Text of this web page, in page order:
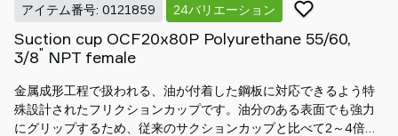
アイテム番号: 0121859 24バリエーション
Suction cup OCF20x80P Polyurethane 55/60,
3/8" NPT female
金属成形工程で扱われる、油が付着した鋼板に対応できるよう特
殊設計されたフリクションカップです。油分のある表面でも強力
にグリップするため、従来のサクションカップと比べて2～4倍の
に
つ
い
て
Piab
Group